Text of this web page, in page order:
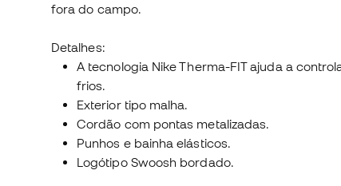
fora do campo.
Detalhes:
A tecnologia Nike Therma-FIT ajuda a
frios.
Exterior tipo malha.
Cordão com pontas metalizadas.
Punhos e bainha elásticos.
Logótipo Swoosh bordado.